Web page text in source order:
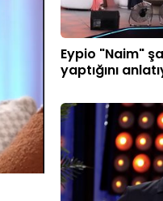
Eypio "Naim"
yaptığını